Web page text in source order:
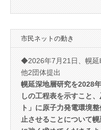
市民ネットの動き
◆2026年7月21日、幌延
他2団体提出
幌延深地層研究を2028
しの工程表を示すこと
ト」に原子力発電環境
止させることについて